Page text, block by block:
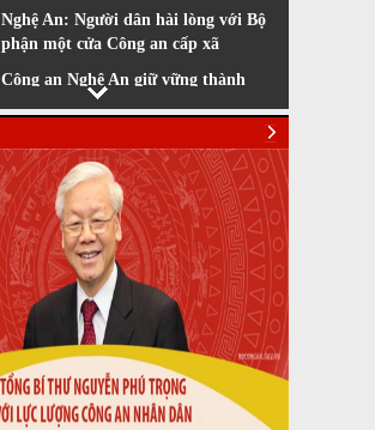
Nghệ An: Người dân hài lòng với Bộ
phận một cửa Công an cấp xã
Công an Nghệ An giữ vững thành
tích dẫn đầu về cải cách hành chính
mềm VNeiD
Cách đăng ký tài khoản định danh
điện tử